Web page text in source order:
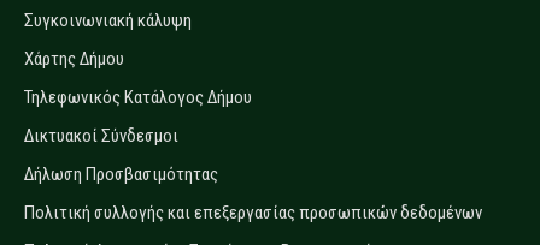
Συγκοινωνιακή κάλυψη
Χάρτης Δήμου
Τηλεφωνικός Κατάλογος Δήμου
Δικτυακοί Σύνδεσμοι
Δήλωση Προσβασιμότητας
Πολιτική συλλογής και επεξεργασίας προσωπικών δεδομένων